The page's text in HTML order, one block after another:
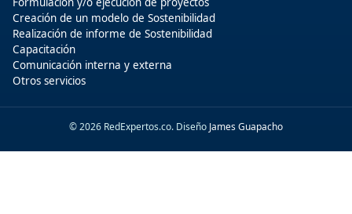
Creación de un modelo de Sostenibilidad
Realización de informe de Sostenibilidad
Capacitación
Comunicación interna y externa
Otros servicios
© 2026 RedExpertos.co. Diseño James Guapacho